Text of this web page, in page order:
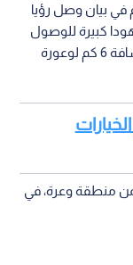
في بيان وصل رؤيا
كبيرة للوصول
إلى السائح وحمل المصاب سيرا على الأقدام مسافة 6 كم لوعورة
منطقة وعرة، في